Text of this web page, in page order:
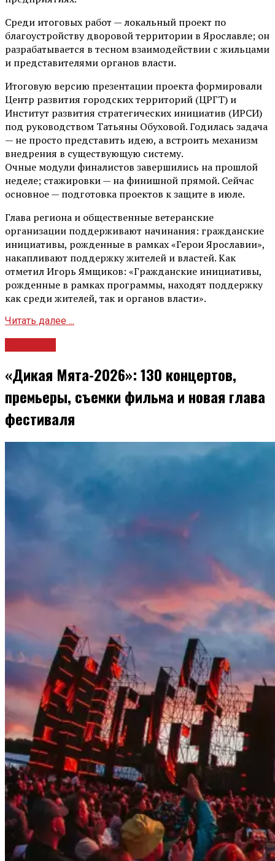
Среди итоговых работ — локальный проект по
благоустройству дворовой территории в Ярославле; он
разрабатывается в тесном взаимодействии с жильцами
и представителями органов власти.
Итоговую версию презентации проекта формировали
Центр развития городских территорий (ЦРГТ) и
Институт развития стратегических инициатив (ИРСИ)
под руководством Татьяны Обуховой. Годилась задача
— не просто представить идею, а встроить механизм
внедрения в существующую систему.
Очные модули финалистов завершились на прошлой
неделе; стажировки — на финишной прямой. Сейчас
основное — подготовка проектов к защите в июле.
Глава региона и общественные ветеранские
организации поддерживают начинания: гражданские
инициативы, рожденные в рамках «Герои Ярославии»,
накапливают поддержку жителей и властей. Как
отметил Игорь Ямщиков: «Гражданские инициативы,
рожденные в рамках программы, находят поддержку
как среди жителей, так и органов власти».
Читать далее ...
«Дикая Мята-2026»: 130 концертов,
премьеры, съемки фильма и новая глава
фестиваля